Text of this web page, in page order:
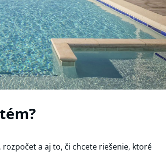
a aj to, či chcete riešenie, ktoré